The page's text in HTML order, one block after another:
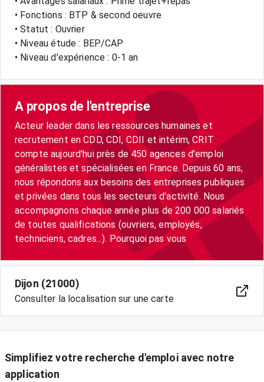
• Fonctions : BTP & second oeuvre
• Statut : Ouvrier
• Niveau étude : BEP/CAP
• Niveau d'expérience : 0-1 an
A propos de l'entreprise
Acteur leader dans les ressources humaines et
recrutement en CDD, CDI, CDII et intérim, CRIT
compte aujourd'hui près de 450 agences d'emploi
généralistes et spécialisées en France. Depuis 60 ans,
nous répondons aux besoins des entreprises publiques
et privées dans tous les secteurs d'activité. Nous
accompagnons chaque année plus de 200 000 salariés
de toutes qualifications (ouvriers, employés,
techniciens, cadres...). Pourquoi pas vous
Dijon (21000)
Consulter la localisation sur une carte
Simplifiez votre recherche d'emploi avec notre
application